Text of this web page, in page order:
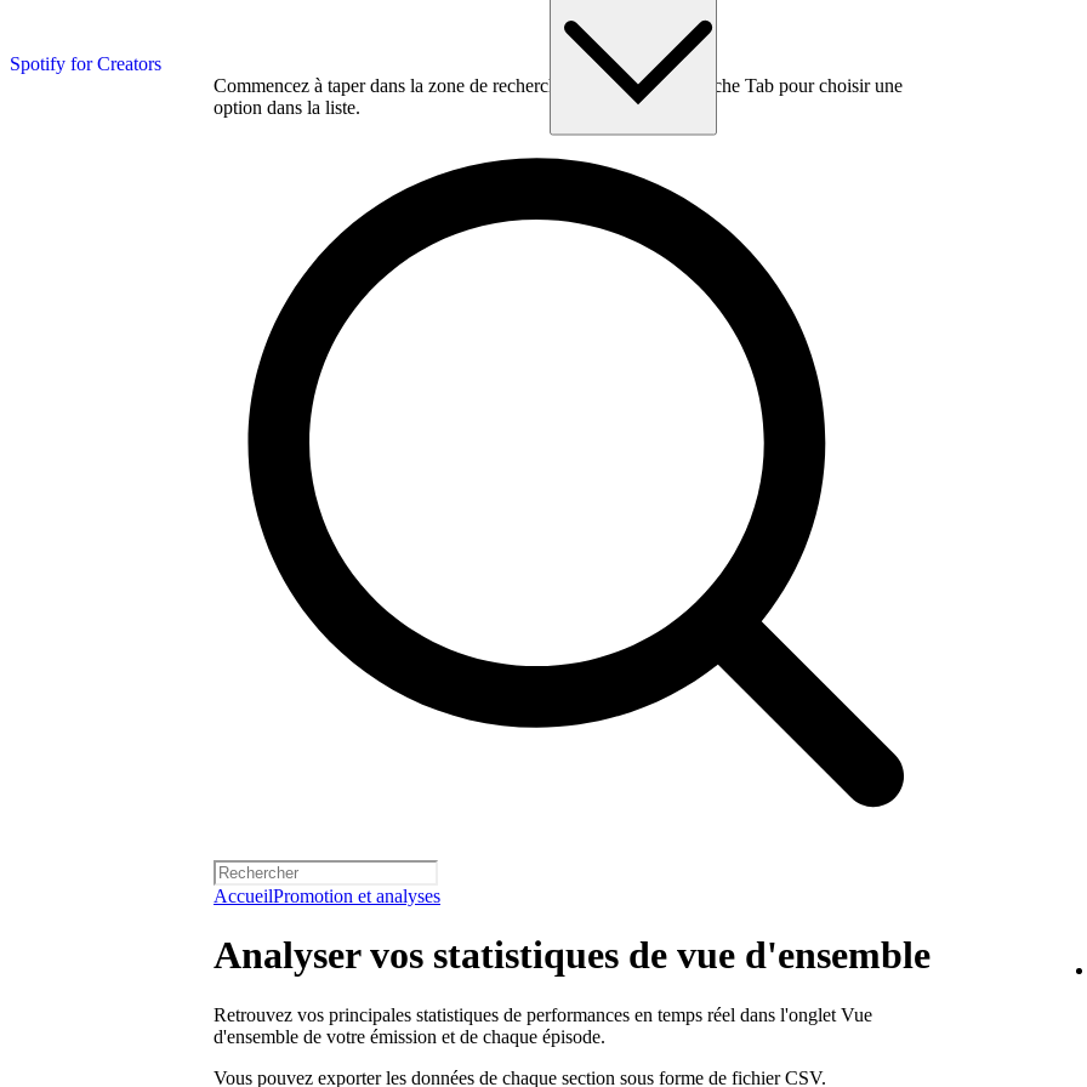
Spotify for Creators
Commencez à taper dans la zone de recherche, puis utilisez la touche Tab pour choisir une
option dans la liste.
AccueilPromotion et analyses
Analyser vos statistiques de vue d'ensemble
Retrouvez vos principales statistiques de performances en temps réel dans l'onglet Vue
d'ensemble de votre émission et de chaque épisode.
Vous pouvez exporter les données de chaque section sous forme de fichier CSV.